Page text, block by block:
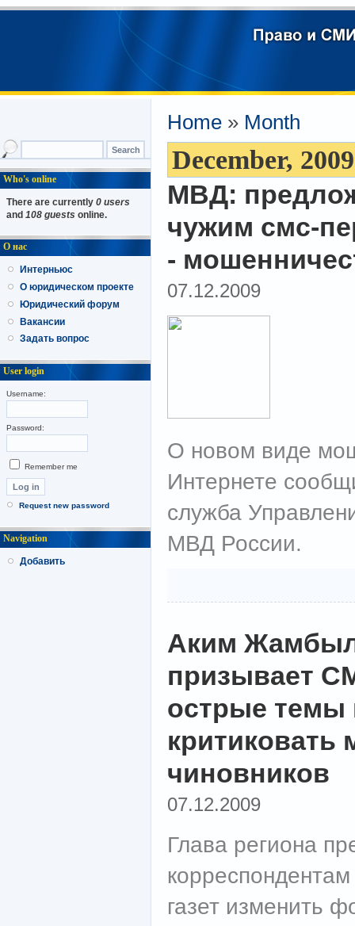
Home » Month
December, 2009
МВД:
чужим смс-
-
07.12.2009
О новом виде
Интернете
служба
МВД России.
Аким
призывает
острые темы
критиковать
чиновников
07.12.2009
Глава региона
газет изменить
Who's online
There are currently 0 users
and 108 guests online.
О нас
Интерньюс
О юридическом проекте
Юридический форум
Вакансии
Задать вопрос
User login
Username:
Password:
Remember me
Request new password
Navigation
Добавить